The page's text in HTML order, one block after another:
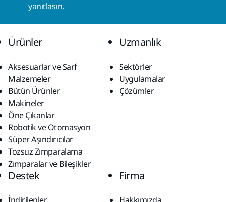
yanıtlasın.
Ürünler
Aksesuarlar ve Sarf
Malzemeler
Bütün Ürünler
Makineler
Öne Çıkanlar
Robotik ve Otomasyon
Süper Aşındırıcılar
Tozsuz Zımparalama
Zımparalar ve Bileşikler
Uzmanlık
Sektörler
Uygulamalar
Çözümler
Destek Firma